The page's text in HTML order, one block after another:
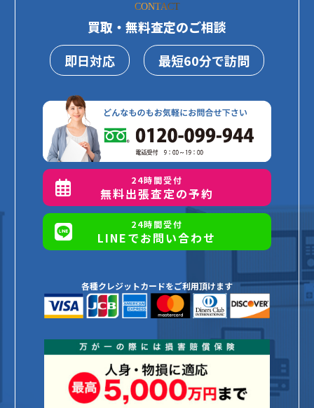
CONTACT
買取・無料査定のご相談
即日対応
最短60分で訪問
24時間受付
無料出張査定の予約
24時間受付
LINEでお問い合わせ
各種クレジットカードをご利用頂けます